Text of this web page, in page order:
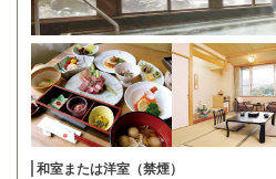
和室または洋室（禁煙）